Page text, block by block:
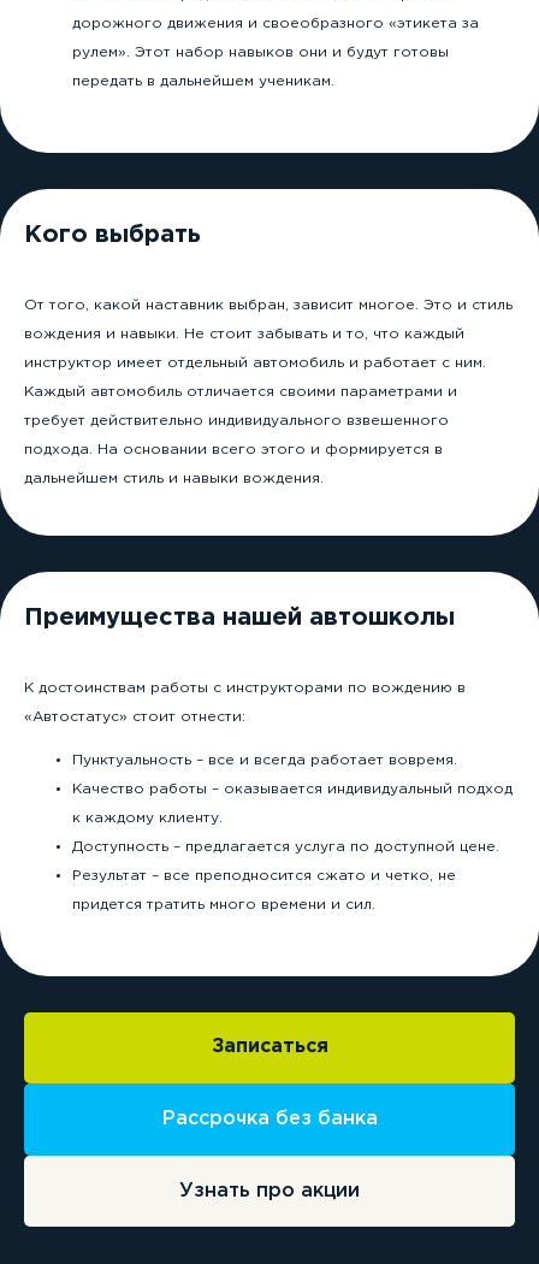
дорожного движения и своеобразного «этикета за
рулем». Этот набор навыков они и будут готовы
передать в дальнейшем ученикам.
Кого выбрать
От того, какой наставник выбран, зависит многое. Это и стиль
вождения и навыки. Не стоит забывать и то, что каждый
инструктор имеет отдельный автомобиль и работает с ним.
Каждый автомобиль отличается своими параметрами и
требует действительно индивидуального взвешенного
подхода. На основании всего этого и формируется в
дальнейшем стиль и навыки вождения.
Преимущества нашей автошколы
К достоинствам работы с инструкторами по вождению в
«Автостатус» стоит отнести:
Пунктуальность – все и всегда работает вовремя.
Качество работы – оказывается индивидуальный подход
к каждому клиенту.
Доступность – предлагается услуга по доступной цене.
Результат – все преподносится сжато и четко, не
придется тратить много времени и сил.
Записаться
Рассрочка без банка
Узнать про акции
ПОДПИШИСЬ
Согласие на обработку персональных данных
Согласие на обработку персональных данных
для рекламы
Политика конфиденциальности
Лицензия
Категории Частые вопросы
Адреса классов
Отправляя свои контактные данные,
вы соглашаетесь с условиями
Перезвоните мне
ООО «Статус ПРО ИНН: 4253056643», 2026 г.